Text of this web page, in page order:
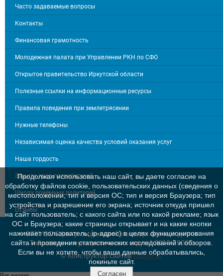
Часто задаваемые вопросы
Контакты
Финансовая грамотность
Молодежная палата при Управлении РКН по СФО
Открытое правительство Иркутской области
Полезные ссылки на информационные ресурсы
Правила поведения при землетрясении
Нужные телефоны
Независимая оценка качества условий оказания услуг
Наша гордость
Защита прав потребителей
Школа приёмных родителей
Отзывы
ОГКУСО "Центр социальной помощи семье и детям
Тайшетского мунициапльного округа" 2013-2026©
© Конструктор сайтовNubex.ru
Продолжая использовать наш сайт, вы даете согласие на
обработку файлов cookie, пользовательских данных (сведения о
местоположении; тип и версия ОС; тип и версия Браузера; тип
устройства и разрешение его экрана; источник откуда пришел
на сайт пользователь; с какого сайта или по какой рекламе; язык
ОС и Браузера; какие страницы открывает и на какие кнопки
нажимает пользователь; ip-адрес) в целях функционирования
сайта и проведения статистических исследований и обзоров.
Если вы не хотите, чтобы ваши данные обрабатывались,
покиньте сайт.
Согласен